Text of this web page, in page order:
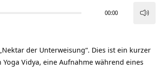
00:00
der Unterweisung“. Dies ist ein kurzer
Yoga Vidya, eine Aufnahme während eines